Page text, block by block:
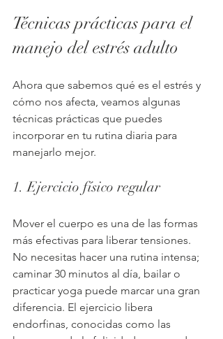
Técnicas prácticas para el
manejo del estrés adulto
Ahora que sabemos qué es el estrés y
cómo nos afecta, veamos algunas
técnicas prácticas que puedes
incorporar en tu rutina diaria para
manejarlo mejor.
1. Ejercicio físico regular
Mover el cuerpo es una de las formas
más efectivas para liberar tensiones.
No necesitas hacer una rutina intensa;
caminar 30 minutos al día, bailar o
practicar yoga puede marcar una gran
diferencia. El ejercicio libera
endorfinas, conocidas como las